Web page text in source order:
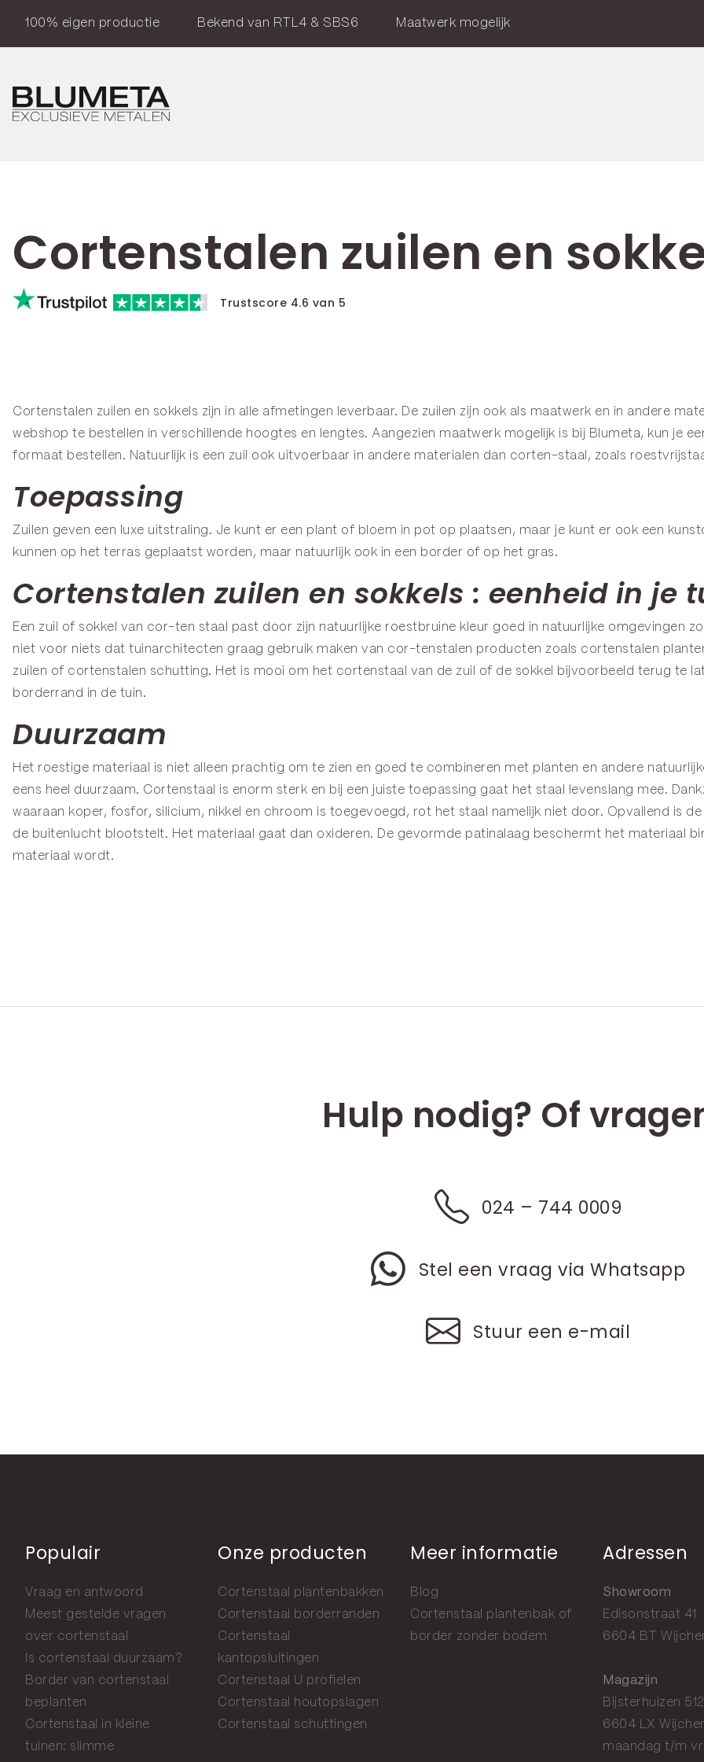
100% eigen productie Bekend van RTL4 & SBS6 Maatwerk mogelijk
Cortenstalen zuilen en
Trustscore 4.6 van 5
Cortenstalen zuilen en sokkels zijn in alle afmetingen leverbaar. De zuilen zijn ook als maatwerk en in andere
webshop te bestellen in verschillende hoogtes en lengtes. Aangezien maatwerk mogelijk is bij Blumeta, kun je
formaat bestellen. Natuurlijk is een zuil ook uitvoerbaar in andere materialen dan corten-staal, zoals
Toepassing
Zuilen geven een luxe uitstraling. Je kunt er een plant of bloem in pot op plaatsen, maar je kunt er ook een
kunnen op het terras geplaatst worden, maar natuurlijk ook in een border of op het gras.
Cortenstalen zuilen en sokkels : eenheid in je
Een zuil of sokkel van cor-ten staal past door zijn natuurlijke roestbruine kleur goed in natuurlijke omgevingen
niet voor niets dat tuinarchitecten graag gebruik maken van cor-tenstalen producten zoals cortenstalen
zuilen of cortenstalen schutting. Het is mooi om het cortenstaal van de zuil of de sokkel bijvoorbeeld terug te
borderrand in de tuin.
Duurzaam
Het roestige materiaal is niet alleen prachtig om te zien en goed te combineren met planten en andere
eens heel duurzaam. Cortenstaal is enorm sterk en bij een juiste toepassing gaat het staal levenslang mee.
waaraan koper, fosfor, silicium, nikkel en chroom is toegevoegd, rot het staal namelijk niet door. Opvallend is
de buitenlucht blootstelt. Het materiaal gaat dan oxideren. De gevormde patinalaag beschermt het materiaal
materiaal wordt.
Hulp nodig? Of
024 – 744 0009
Stel een vraag via Whatsapp
Stuur een e-mail
Populair
Vraag en antwoord
Meest gestelde vragen
over cortenstaal
Is cortenstaal duurzaam?
Border van cortenstaal
beplanten
Cortenstaal in kleine
tuinen: slimme
Onze producten
Cortenstaal plantenbakken
Cortenstaal borderranden
Cortenstaal
kantopsluitingen
Cortenstaal U profielen
Cortenstaal houtopslagen
Cortenstaal schuttingen
Meer informatie
Blog
Cortenstaal plantenbak of
border zonder bodem
Adressen
Showroom
Edisonstraat 41
6604 BT
Magazijn
Bijsterhuizen
6604 LX
maandag t/m